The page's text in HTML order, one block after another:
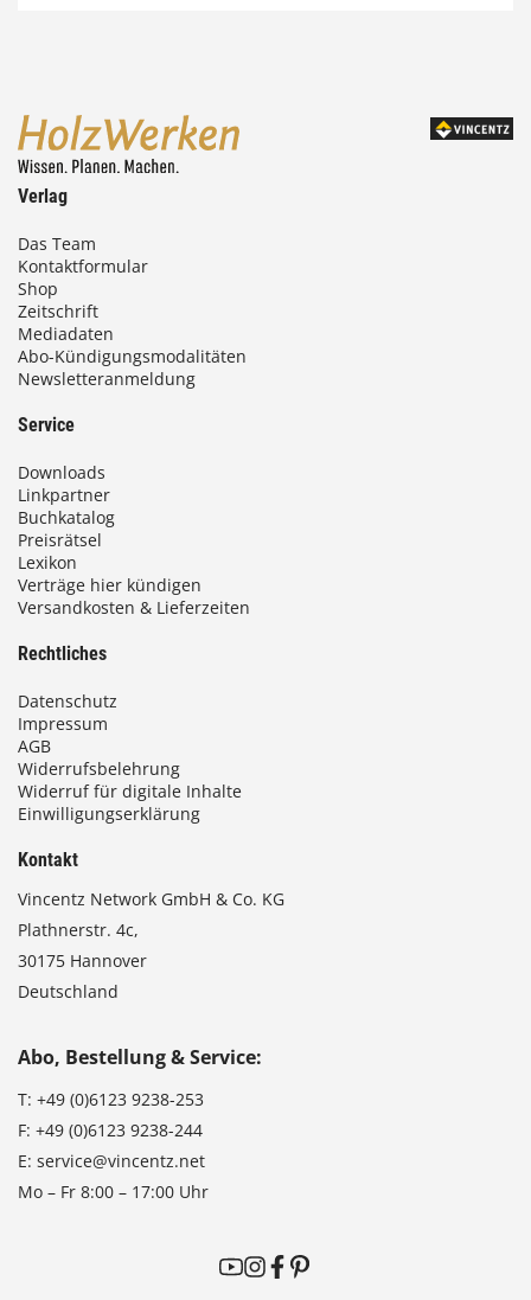
0
€
Verlag
Das Team
Kontaktformular
Shop
Zeitschrift
Mediadaten
Abo-Kündigungsmodalitäten
Newsletteranmeldung
Service
Downloads
Linkpartner
Buchkatalog
Preisrätsel
Lexikon
Verträge hier kündigen
Versandkosten & Lieferzeiten
Rechtliches
Datenschutz
Impressum
AGB
Widerrufsbelehrung
Widerruf für digitale Inhalte
Einwilligungserklärung
Kontakt
Vincentz Network GmbH & Co. KG
Plathnerstr. 4c,
30175 Hannover
Deutschland
Abo, Bestellung & Service:
T: +49 (0)6123 9238-253
F: +49 (0)6123 9238-244
E: service@vincentz.net
Mo – Fr 8:00 – 17:00 Uhr